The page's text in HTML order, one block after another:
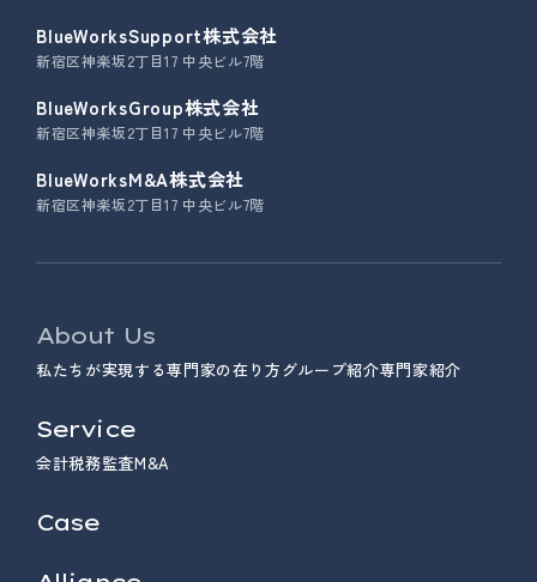
BlueWorksSupport株式会社
新宿区神楽坂2丁目17 中央ビル7階
BlueWorksGroup株式会社
新宿区神楽坂2丁目17 中央ビル7階
BlueWorksM&A株式会社
新宿区神楽坂2丁目17 中央ビル7階
About Us
私たちが実現する専門家の在り方 グループ紹介専門家紹介
Service
会計税務監査M&A
Case